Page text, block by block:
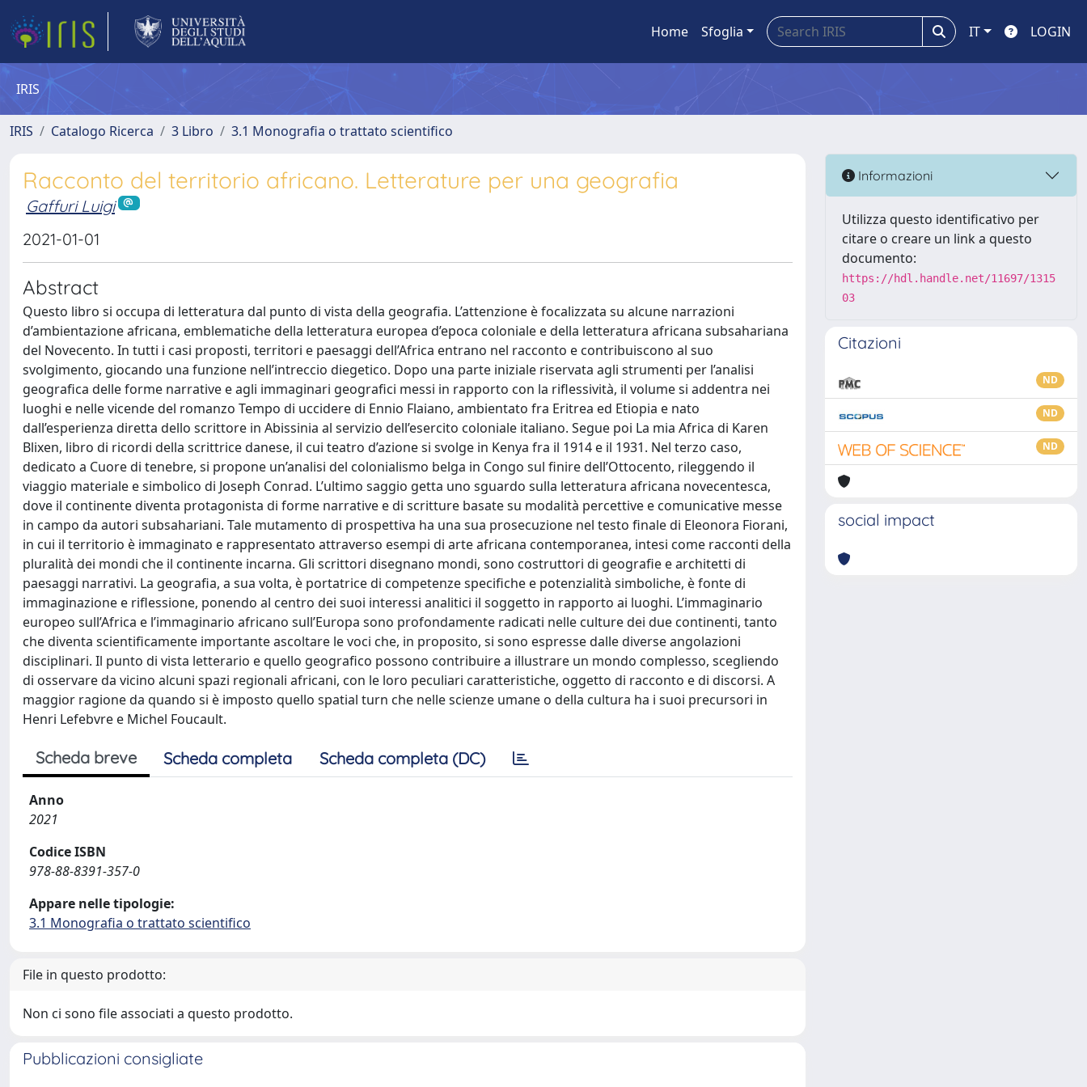
Home Sfoglia IT LOGIN
IRIS
IRIS Catalogo Ricerca 3 Libro 3.1 Monografia o trattato scientifico
Racconto del territorio africano. Letterature per una geografia
Gaffuri Luigi
2021-01-01
Abstract
Questo libro si occupa di letteratura dal punto di vista della geografia. L’attenzione è focalizzata su alcune narrazioni
d’ambientazione africana, emblematiche della letteratura europea d’epoca coloniale e della letteratura africana subsahariana
del Novecento. In tutti i casi proposti, territori e paesaggi dell’Africa entrano nel racconto e contribuiscono al suo
svolgimento, giocando una funzione nell’intreccio diegetico. Dopo una parte iniziale riservata agli strumenti per l’analisi
geografica delle forme narrative e agli immaginari geografici messi in rapporto con la riflessività, il volume si addentra nei
luoghi e nelle vicende del romanzo Tempo di uccidere di Ennio Flaiano, ambientato fra Eritrea ed Etiopia e nato
dall’esperienza diretta dello scrittore in Abissinia al servizio dell’esercito coloniale italiano. Segue poi La mia Africa di Karen
Blixen, libro di ricordi della scrittrice danese, il cui teatro d’azione si svolge in Kenya fra il 1914 e il 1931. Nel terzo caso,
dedicato a Cuore di tenebre, si propone un’analisi del colonialismo belga in Congo sul finire dell’Ottocento, rileggendo il
viaggio materiale e simbolico di Joseph Conrad. L’ultimo saggio getta uno sguardo sulla letteratura africana novecentesca,
dove il continente diventa protagonista di forme narrative e di scritture basate su modalità percettive e comunicative messe
in campo da autori subsahariani. Tale mutamento di prospettiva ha una sua prosecuzione nel testo finale di Eleonora Fiorani,
in cui il territorio è immaginato e rappresentato attraverso esempi di arte africana contemporanea, intesi come racconti della
pluralità dei mondi che il continente incarna. Gli scrittori disegnano mondi, sono costruttori di geografie e architetti di
paesaggi narrativi. La geografia, a sua volta, è portatrice di competenze specifiche e potenzialità simboliche, è fonte di
immaginazione e riflessione, ponendo al centro dei suoi interessi analitici il soggetto in rapporto ai luoghi. L’immaginario
europeo sull’Africa e l’immaginario africano sull’Europa sono profondamente radicati nelle culture dei due continenti, tanto
che diventa scientificamente importante ascoltare le voci che, in proposito, si sono espresse dalle diverse angolazioni
disciplinari. Il punto di vista letterario e quello geografico possono contribuire a illustrare un mondo complesso, scegliendo
di osservare da vicino alcuni spazi regionali africani, con le loro peculiari caratteristiche, oggetto di racconto e di discorsi. A
maggior ragione da quando si è imposto quello spatial turn che nelle scienze umane o della cultura ha i suoi precursori in
Henri Lefebvre e Michel Foucault.
Scheda breve Scheda completa Scheda completa (DC)
Anno
2021
Codice ISBN
978-88-8391-357-0
Appare nelle tipologie:
3.1 Monografia o trattato scientifico
File in questo prodotto:
Non ci sono file associati a questo prodotto.
Pubblicazioni consigliate
Informazioni
Utilizza questo identificativo per
citare o creare un link a questo
documento:
https://hdl.handle.net/11697/1315
03
Citazioni
ND
ND
ND
social impact